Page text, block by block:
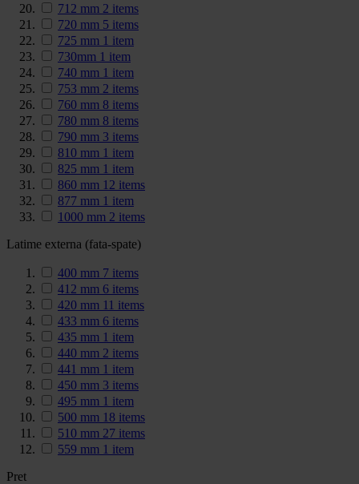
712 mm 2 items
720 mm 5 items
725 mm 1 item
730mm 1 item
740 mm 1 item
753 mm 2 items
760 mm 8 items
780 mm 8 items
790 mm 3 items
810 mm 1 item
825 mm 1 item
860 mm 12 items
877 mm 1 item
1000 mm 2 items
Latime externa (fata-spate)
400 mm 7 items
412 mm 6 items
420 mm 11 items
433 mm 6 items
435 mm 1 item
440 mm 2 items
441 mm 1 item
450 mm 3 items
495 mm 1 item
500 mm 18 items
510 mm 27 items
559 mm 1 item
Pret